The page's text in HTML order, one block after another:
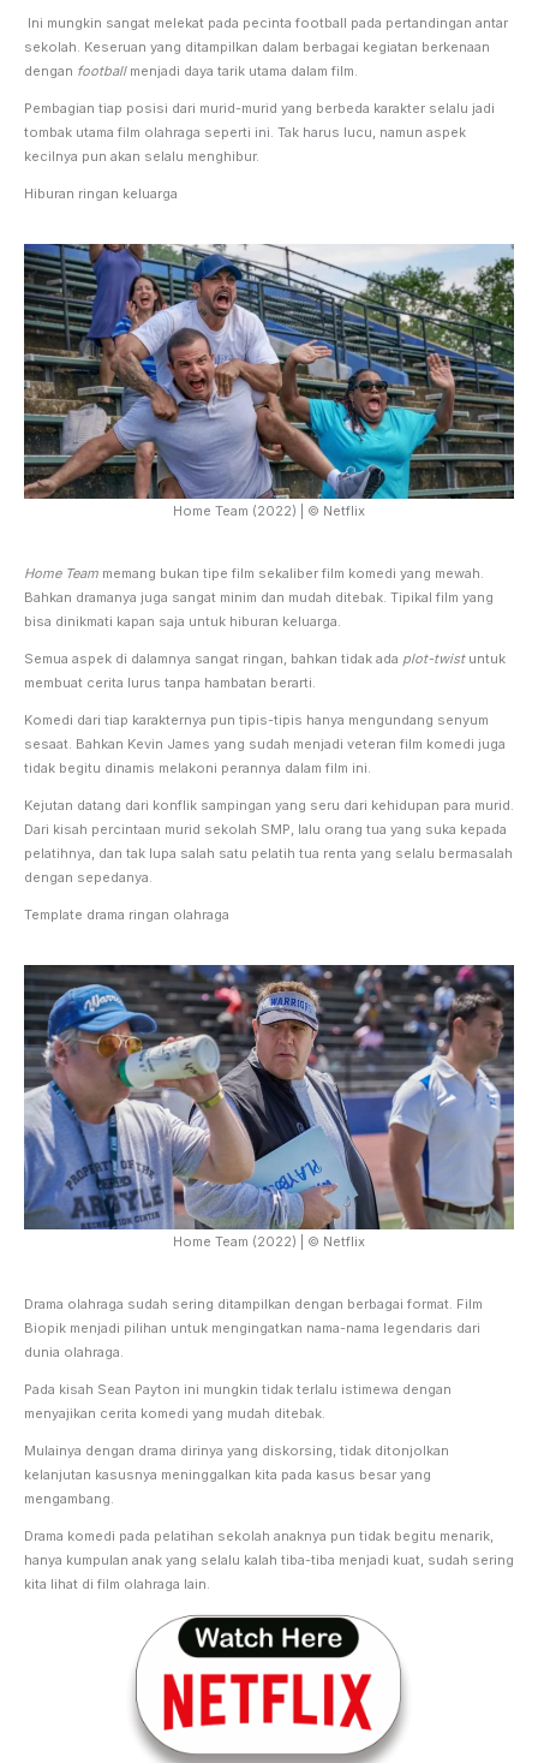
Ini mungkin sangat melekat pada pecinta football pada pertandingan antar
sekolah. Keseruan yang ditampilkan dalam berbagai kegiatan berkenaan
dengan footballmenjadi daya tarik utama dalam film.
Pembagian tiap posisi dari murid-murid yang berbeda karakter selalu jadi
tombak utama film olahraga seperti ini. Tak harus lucu, namun aspek
kecilnya pun akan selalu menghibur.
Hiburan ringan keluarga
Home Team (2022) | © Netflix
Home Team memang bukan tipe film sekaliber film komedi yang mewah.
Bahkan dramanya juga sangat minim dan mudah ditebak. Tipikal film yang
bisa dinikmati kapan saja untuk hiburan keluarga.
Semua aspek di dalamnya sangat ringan, bahkan tidak ada plot-twist untuk
membuat cerita lurus tanpa hambatan berarti.
Komedi dari tiap karakternya pun tipis-tipis hanya mengundang senyum
sesaat. Bahkan Kevin James yang sudah menjadi veteran film komedi juga
tidak begitu dinamis melakoni perannya dalam film ini.
Kejutan datang dari konflik sampingan yang seru dari kehidupan para murid.
Dari kisah percintaan murid sekolah SMP, lalu orang tua yang suka kepada
pelatihnya, dan tak lupa salah satu pelatih tua renta yang selalu bermasalah
dengan sepedanya.
Template drama ringan olahraga
Home Team (2022) | © Netflix
Drama olahraga sudah sering ditampilkan dengan berbagai format. Film
Biopik menjadi pilihan untuk mengingatkan nama-nama legendaris dari
dunia olahraga.
Pada kisah Sean Payton ini mungkin tidak terlalu istimewa dengan
menyajikan cerita komedi yang mudah ditebak.
Mulainya dengan drama dirinya yang diskorsing, tidak ditonjolkan
kelanjutan kasusnya meninggalkan kita pada kasus besar yang
mengambang.
Drama komedi pada pelatihan sekolah anaknya pun tidak begitu menarik,
hanya kumpulan anak yang selalu kalah tiba-tiba menjadi kuat, sudah sering
kita lihat di film olahraga lain.